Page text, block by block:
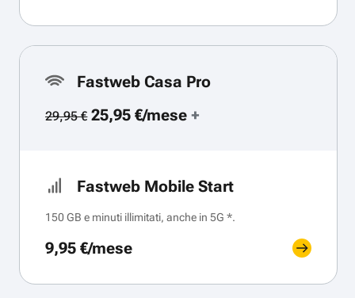
Fastweb Casa Pro
29,95 €25,95 €/mese+
Fastweb Mobile Start
150 GB e minuti illimitati, anche in 5G *.
9,95 €/mese